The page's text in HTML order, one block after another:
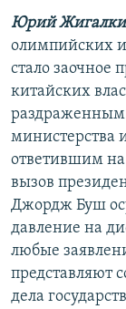
РАСПИСАНИЕ
СОЦИАЛЬНЫЕ СЕТИ
Все сайты
Юрий
олимпийских
стало заочное
китайских
раздраженным
министерства
ответившим
вызов
Джордж Буш
давление на
любые
представляют
дела